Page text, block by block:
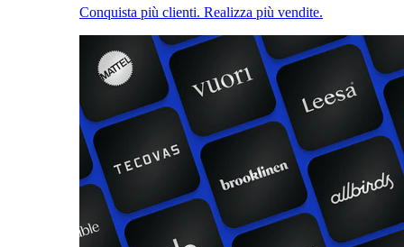
Conquista più clienti. Realizza più vendite.